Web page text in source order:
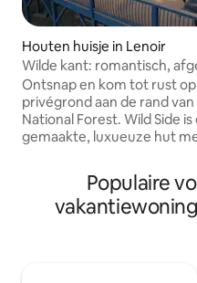
Houten huisje in Lenoir
Wilde kant: romantisch,
luxueus in Blowing Rock
Ontsnap en kom tot rust
privégrond aan de rand van
National Forest. Wild Side
gemaakte, luxueuze hut
romantische
luxueuze hoofdbadkamer,
gashaard, hickoryvloeren,
internet en een privé-
Populaire